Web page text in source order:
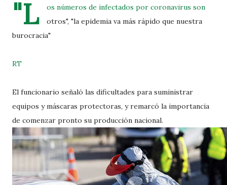
"L
os números de infectados por coronavirus son
otros", "la epidemia va más rápido que nuestra
burocracia"
RT
El funcionario señaló las dificultades para suministrar
equipos y máscaras protectoras, y remarcó la importancia
de comenzar pronto su producción nacional.